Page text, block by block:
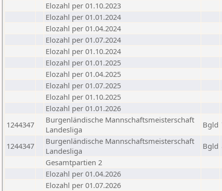
Elozahl per 01.10.2023
Elozahl per 01.01.2024
Elozahl per 01.04.2024
Elozahl per 01.07.2024
Elozahl per 01.10.2024
Elozahl per 01.01.2025
Elozahl per 01.04.2025
Elozahl per 01.07.2025
Elozahl per 01.10.2025
Elozahl per 01.01.2026
1244347
Burgenländische Mannschaftsmeisterschaft
Landesliga
Bgld
1244347
Burgenländische Mannschaftsmeisterschaft
Landesliga
Bgld
Gesamtpartien 2
Elozahl per 01.04.2026
Elozahl per 01.07.2026